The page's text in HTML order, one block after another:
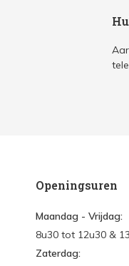
Openingsuren
Maandag - Vrijdag:
8u30 tot 12u30 &
Zaterdag: